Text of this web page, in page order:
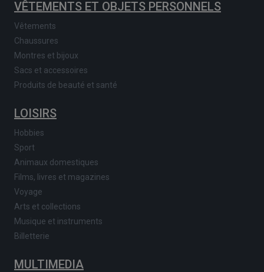
VÊTEMENTS ET OBJETS PERSONNELS
Vêtements
Chaussures
Montres et bijoux
Sacs et accessoires
Produits de beauté et santé
LOISIRS
Hobbies
Sport
Animaux domestiques
Films, livres et magazines
Voyage
Arts et collections
Musique et instruments
Billetterie
MULTIMEDIA